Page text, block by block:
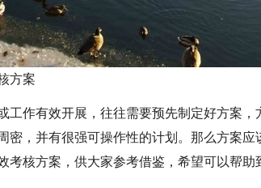
方案
工作有效开展，往往需要预先制定好方案
密，并有很强可操作性的计划。那么方案
考核方案，供大家参考借鉴，希望可以帮助